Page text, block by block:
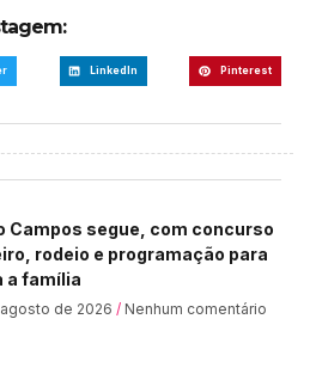
LinkedIn Pinterest
Campos segue, com concurso
rodeio e programação para
a família
de 2026 Nenhum comentário